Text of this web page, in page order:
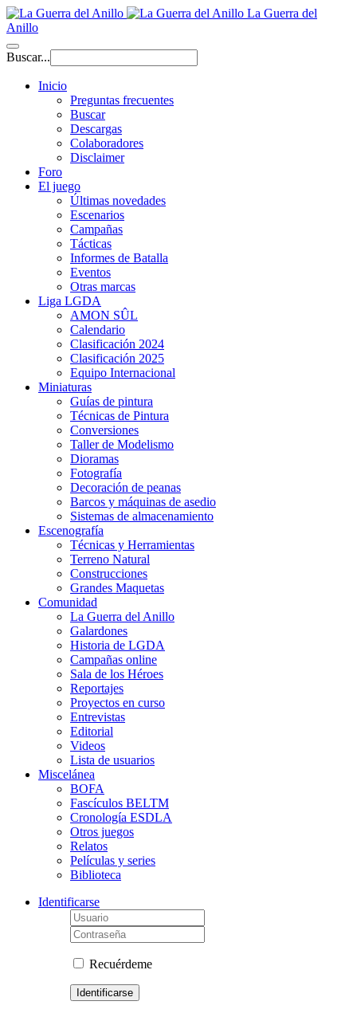
La Guerra del
Anillo
Buscar...
Inicio
Preguntas frecuentes
Buscar
Descargas
Colaboradores
Disclaimer
Foro
El juego
Últimas novedades
Escenarios
Campañas
Tácticas
Informes de Batalla
Eventos
Otras marcas
Liga LGDA
AMON SÛL
Calendario
Clasificación 2024
Clasificación 2025
Equipo Internacional
Miniaturas
Guías de pintura
Técnicas de Pintura
Conversiones
Taller de Modelismo
Dioramas
Fotografía
Decoración de peanas
Barcos y máquinas de asedio
Sistemas de almacenamiento
Escenografía
Técnicas y Herramientas
Terreno Natural
Construcciones
Grandes Maquetas
Comunidad
La Guerra del Anillo
Galardones
Historia de LGDA
Campañas online
Sala de los Héroes
Reportajes
Proyectos en curso
Entrevistas
Editorial
Videos
Lista de usuarios
Miscelánea
BOFA
Fascículos BELTM
Cronología ESDLA
Otros juegos
Relatos
Películas y series
Biblioteca
Identificarse
Recuérdeme
Identificarse